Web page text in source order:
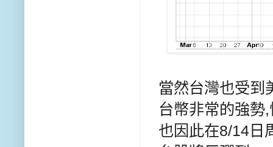
當然台灣也受到
台幣非常的強勢
也因此在8/14日